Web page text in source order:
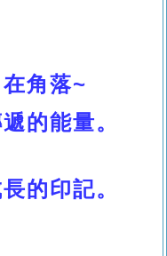
在角落~
的能量。
的印記。